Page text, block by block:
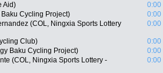
Aid)
0:00
Cycling Project)
0:00
(COL, Ningxia Sports Lottery
0:00
Club)
0:00
Baku Cycling Project)
0:00
(COL, Ningxia Sports Lottery -
0:00